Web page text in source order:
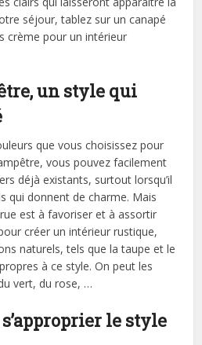
séjour, tablez sur un canapé
crème pour un intérieur
un style qui
que vous choisissez pour
vous pouvez facilement
déjà existants, surtout lorsqu’il
qui donnent de charme. Mais
est à favoriser et à assortir
créer un intérieur rustique,
naturels, tels que la taupe et le
à ce style. On peut les
vert, du rose, …
le style